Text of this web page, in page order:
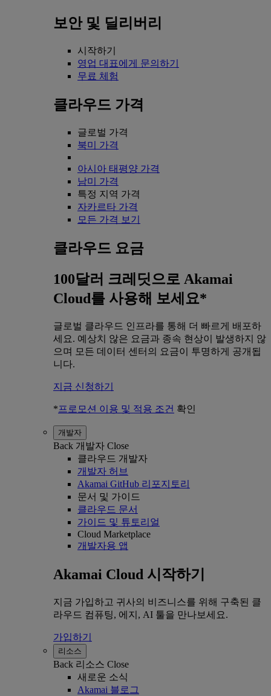
보안 및 딜리버리
시작하기
영업 대표에게 문의하기
무료 체험
클라우드 가격
글로벌 가격
북미 가격
아시아 태평양 가격
남미 가격
특정 지역 가격
자카르타 가격
모든 가격 보기
클라우드 요금
100달러 크레딧으로 Akamai
Cloud를 사용해 보세요*
글로벌 클라우드 인프라를 통해 더 빠르게 배포하
세요. 예상치 않은 요금과 종속 현상이 발생하지 않
으며 모든 데이터 센터의 요금이 투명하게 공개됩
니다.
지금 신청하기
*프로모션 이용 및 적용 조건 확인
개발자
Back 개발자 Close
클라우드 개발자
개발자 허브
Akamai GitHub 리포지토리
문서 및 가이드
클라우드 문서
가이드 및 튜토리얼
Cloud Marketplace
개발자용 앱
Akamai Cloud 시작하기
지금 가입하고 귀사의 비즈니스를 위해 구축된 클
라우드 컴퓨팅, 에지, AI 툴을 만나보세요.
가입하기
리소스
Back 리소스 Close
새로운 소식
Akamai 블로그